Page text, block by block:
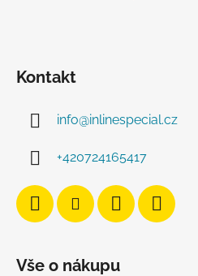
Kontakt
info@inlinespecial.cz
+420724165417
Vše o nákupu